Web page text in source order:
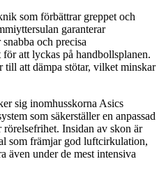
som förbättrar greppet och
garanterar
och precisa
att lyckas på handbollsplanen.
till att dämpa stötar, vilket minskar
sig inomhusskorna Asics
som säkerställer en anpassad
rörelsefrihet. Insidan av skon är
som främjar god luftcirkulation,
även under de mest intensiva